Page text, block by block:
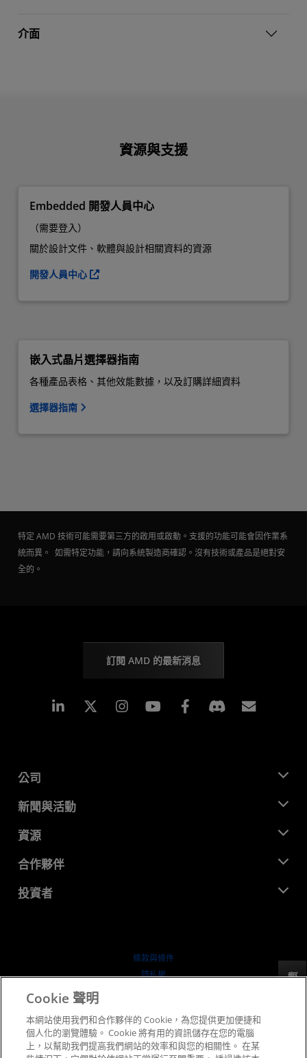
介面
資源與支援
Embedded 開發人員中心
（需要登入）
關於設計文件、軟體與設計相關資料的資源
開發人員中心
嵌入式晶片選擇器指南
各種產品表格、其他效能數據，以及訂購詳細資料
選擇器指南
特定 AMD 技術可能需要第三方的啟用或啟動。支援的功能可能會因作業系
統而異。 如需特定功能，請向系統製造商確認。沒有技術或產品是絕對安
全的。
訂閱 AMD 的最新消息
Linkedin Instagram Facebook
公司
關於 AMD
企業責任
招聘
聯絡我們
新聞與活動
新聞室
媒體庫
資源
開發者中心
案例研究
合作夥伴
AMD 合作夥伴中心
投資者
行情走勢
條款與條件
隱私權
公平公開競爭
英國稅務策略
反馈
Cookie 聲明
本網站使用我們和合作夥伴的 Cookie，為您提供更加便捷和
個人化的瀏覽體驗。 Cookie 將有用的資訊儲存在您的電腦
上，以幫助我們提高我們網站的效率和與您的相關性。 在某